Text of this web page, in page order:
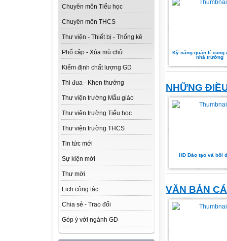
Chuyên môn Tiểu học
Chuyên môn THCS
Thư viện - Thiết bị - Thống kê
Phổ cập - Xóa mù chữ
Kiểm định chất lượng GD
Thi đua - Khen thưởng
Thư viện trường Mẫu giáo
Thư viện trường Tiểu học
Thư viện trường THCS
Tin tức mới
Sự kiện mới
Thư mời
Lịch công tác
Chia sẻ - Trao đổi
Góp ý với ngành GD
Kỹ năng quản lí xung
nhà trường
NHỮNG
HD Đào tạo và bồi
VĂN BẢN